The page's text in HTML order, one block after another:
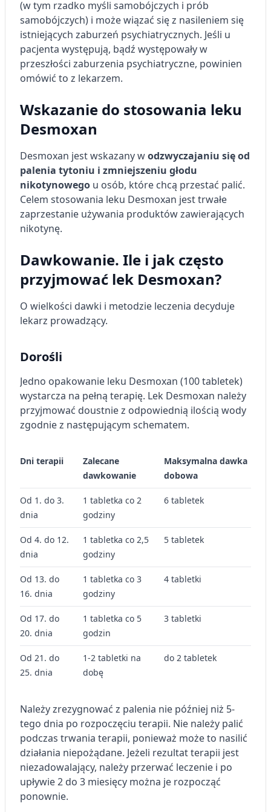
(w tym rzadko myśli samobójczych i prób
samobójczych) i może wiązać się z nasileniem się
istniejących zaburzeń psychiatrycznych. Jeśli u
pacjenta występują, bądź występowały w
przeszłości zaburzenia psychiatryczne, powinien
omówić to z lekarzem.
Wskazanie do stosowania leku
Desmoxan
Desmoxan jest wskazany wodzwyczajaniu się od
palenia tytoniu i zmniejszeniu głodu
nikotynowego u osób, które chcą przestać palić.
Celem stosowania leku Desmoxan jest trwałe
zaprzestanie używania produktów zawierających
nikotynę.
Dawkowanie. Ile i jak często
przyjmować lek Desmoxan?
O wielkości dawki i metodzie leczenia decyduje
lekarz prowadzący.
Dorośli
Jedno opakowanie leku Desmoxan (100 tabletek)
wystarcza na pełną terapię. Lek Desmoxan należy
przyjmować doustnie z odpowiednią ilością wody
zgodnie z następującym schematem.
Dni terapii
Zalecane
dawkowanie
Maksymalna dawka
dobowa
Od 1. do 3.
dnia
1 tabletka co 2
godziny
6 tabletek
Od 4. do 12.
dnia
1 tabletka co 2,5
godziny
5 tabletek
Od 13. do
16. dnia
1 tabletka co 3
godziny
4 tabletki
Od 17. do
20. dnia
1 tabletka co 5
godzin
3 tabletki
Od 21. do
25. dnia
1-2 tabletki na
dobę
do 2 tabletek
Należy zrezygnować z palenia nie później niż 5-
tego dnia po rozpoczęciu terapii. Nie należy palić
podczas trwania terapii, ponieważ może to nasilić
działania niepożądane. Jeżeli rezultat terapii jest
niezadowalający, należy przerwać leczenie i po
upływie 2 do 3 miesięcy można je rozpocząć
ponownie.